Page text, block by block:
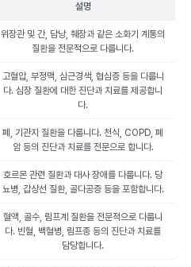
설명
위장관 및 간, 담낭, 췌장과 같은 소화기 계통의
질환을 전문적으로 다룹니다.
고혈압, 부정맥, 심근경색, 협심증 등을 다룹니
다. 심장 질환에 대한 진단과 치료를 제공합니
다.
폐, 기관지 질환을 다룹니다. 천식, COPD, 폐
암 등의 진단과 치료를 전문으로 합니다.
호르몬 관련 질환과 대사 장애를 다룹니다. 당
뇨병, 갑상선 질환, 골다공증 등을 포함합니다.
혈액, 골수, 림프계 질환을 전문적으로 다룹니
다. 빈혈, 백혈병, 림프종 등의 진단과 치료를
담당합니다.